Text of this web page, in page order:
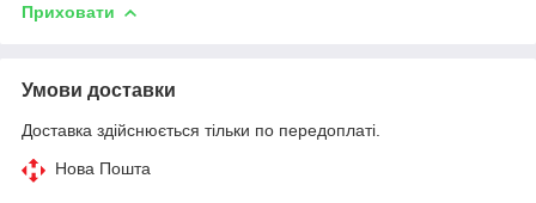
Приховати
Умови доставки
Доставка здійснюється тільки по передоплаті.
Нова Пошта